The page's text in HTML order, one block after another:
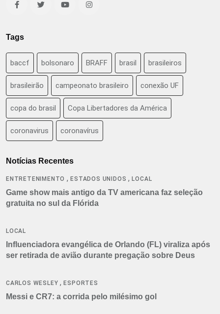
Tags
baccf bolsonaro BRAFF brasil brasileiros
brasileirão campeonato brasileiro conexão UF
copa do brasil Copa Libertadores da América
coronavirus coronavírus
Notícias Recentes
ENTRETENIMENTO ,ESTADOS UNIDOS ,LOCAL
Game show mais antigo da TV americana faz seleção
gratuita no sul da Flórida
LOCAL
Influenciadora evangélica de Orlando (FL) viraliza após
ser retirada de avião durante pregação sobre Deus
CARLOS WESLEY ,ESPORTES
Messi e CR7: a corrida pelo milésimo gol